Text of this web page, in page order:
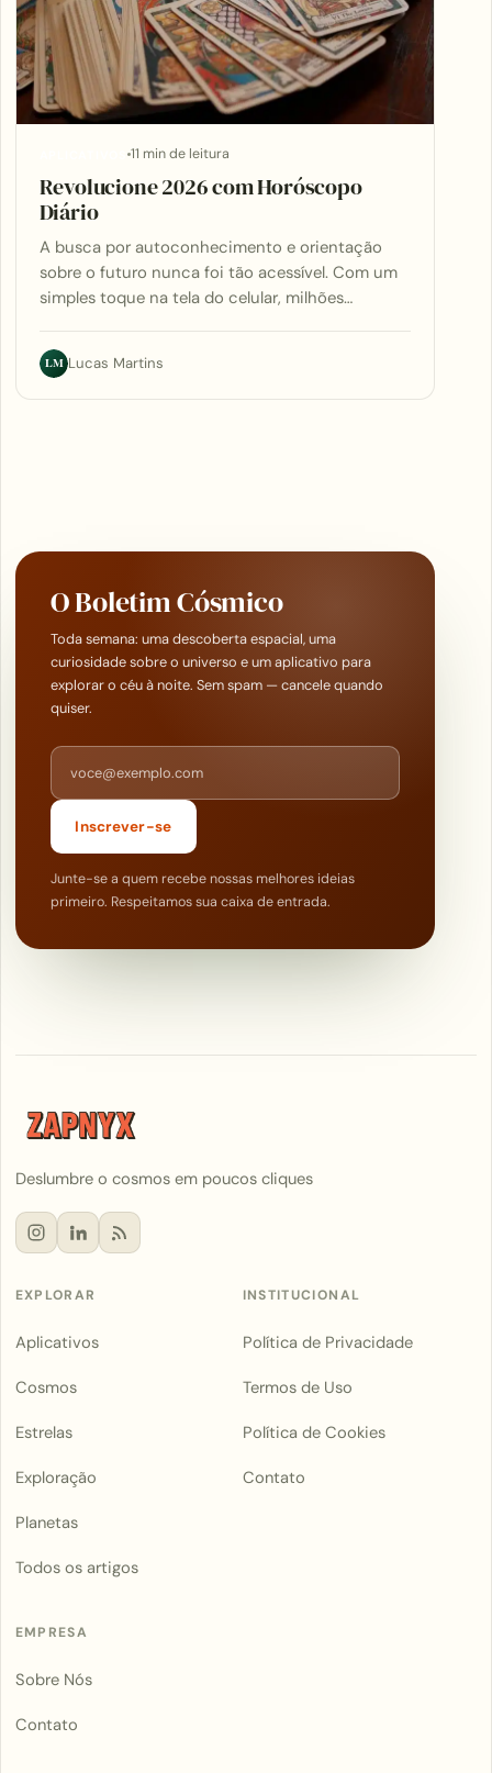
11 min de leitura
Revolucione 2026 com Horóscopo
Diário
A busca por autoconhecimento e orientação
sobre o futuro nunca foi tão acessível. Com um
simples toque na tela do celular, milhões…
LM Lucas Martins
O Boletim Cósmico
Toda semana: uma descoberta espacial, uma
curiosidade sobre o universo e um aplicativo para
explorar o céu à noite. Sem spam — cancele quando
quiser.
Endereço de e-mail
Inscrever-se
Junte-se a quem recebe nossas melhores ideias
primeiro. Respeitamos sua caixa de entrada.
Deslumbre o cosmos em poucos cliques
EXPLORAR
Aplicativos
Cosmos
Estrelas
Exploração
Planetas
Todos os artigos
INSTITUCIONAL
Política de Privacidade
Termos de Uso
Política de Cookies
Contato
EMPRESA
Sobre Nós
Contato